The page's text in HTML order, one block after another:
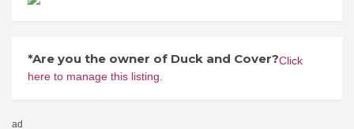
*Are you the owner of Duck and Cover?Click
here to manage this listing.
ad